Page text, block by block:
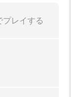
プレイする